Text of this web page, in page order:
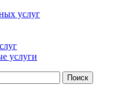
услуг
услуги